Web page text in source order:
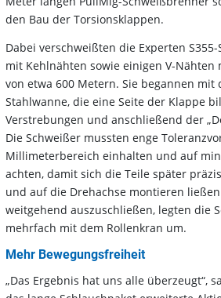
den Bau der Torsionsklappen.
Dabei verschweißten die Experten
mit Kehlnähten sowie einigen V-Nähten
von etwa 600 Metern. Sie begannen mit
Stahlwanne, die eine Seite der Klappe
Verstrebungen und anschließend der
Die Schweißer mussten enge
Millimeterbereich einhalten und auf
achten, damit sich die Teile später
und auf die Drehachse montieren
weitgehend auszuschließen, legten die
mehrfach mit dem Rollenkran um.
Mehr Bewegungsfreiheit
„Das Ergebnis hat uns alle überzeugt“,